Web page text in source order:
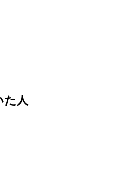
た人